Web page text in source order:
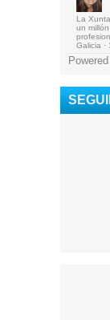
La
un
Galicia ·